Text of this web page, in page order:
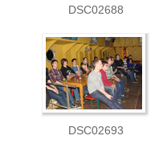
DSC02688
DSC02693